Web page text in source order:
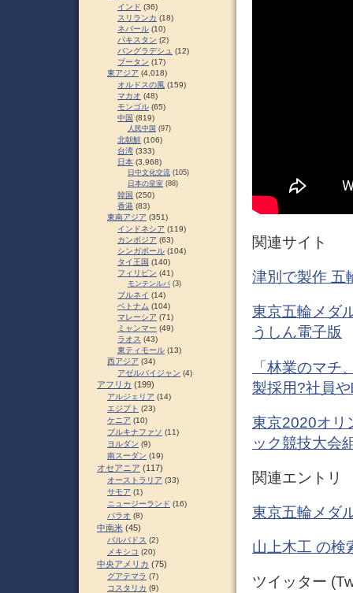
関連サイト
津別で製作 五
東京五輪メダ
うしん電子版
「林業のマ
製採用?社員
東京2020オリ
ック競技大会
関連エントリ
東京五輪メダ
山上木工 の検
ツイッター
インド (36)
スリランカ (18)
ネパール (10)
パキスタン (2)
バングラデシュ (12)
ブータン (17)
東アジア (4,018)
オルドスの風 (159)
マカオ (48)
モンゴル (65)
中国 (819)
人民中国 (97)
北朝鮮 (106)
台湾 (333)
日本 (3,968)
日中文化交流 (105)
日本の皇室 (88)
韓国 (250)
香港 (83)
東南アジア (351)
インドネシア (119)
カンボジア (63)
シンガポール (104)
タイ王国 (140)
フィリピン (41)
モンテンルパ (3)
ブルネイ (14)
ベトナム (104)
マレーシア (71)
ミャンマー (49)
ラオス (43)
東ティモール (13)
西アジア (34)
アゼルバイジャン (4)
アフリカ (199)
アルジェリア (14)
エジプト (23)
ケニア (10)
ブルキナファソ (11)
ヨルダン (9)
南スーダン (19)
オセアニア (117)
オーストラリア (33)
サモア (1)
ニュージーランド (16)
パラオ (8)
中南米 (45)
バルバドス (2)
メキシコ (20)
中央アメリカ (75)
グアテマラ (7)
コスタリカ (9)